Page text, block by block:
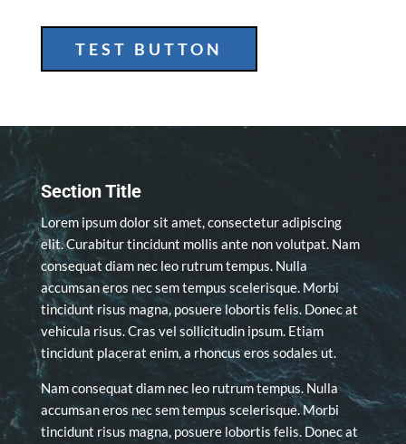
TEST BUTTON
Section Title
Lorem ipsum dolor sit amet, consectetur adipiscing
elit. Curabitur tincidunt mollis ante non volutpat. Nam
consequat diam nec leo rutrum tempus. Nulla
accumsan eros nec sem tempus scelerisque. Morbi
tincidunt risus magna, posuere lobortis felis. Donec at
vehicula risus. Cras vel sollicitudin ipsum. Etiam
tincidunt placerat enim, a rhoncus eros sodales ut.
Nam consequat diam nec leo rutrum tempus. Nulla
accumsan eros nec sem tempus scelerisque. Morbi
tincidunt risus magna, posuere lobortis felis. Donec at